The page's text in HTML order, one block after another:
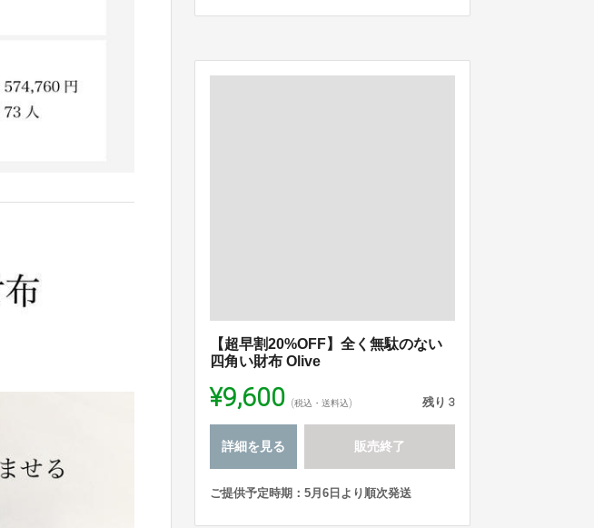
【超早割20%OFF】全く無駄のない
四角い財布 Olive
¥9,600 (税込・送料込) 残り 3
詳細を見る 販売終了
ご提供予定時期：5月6日より順次発送